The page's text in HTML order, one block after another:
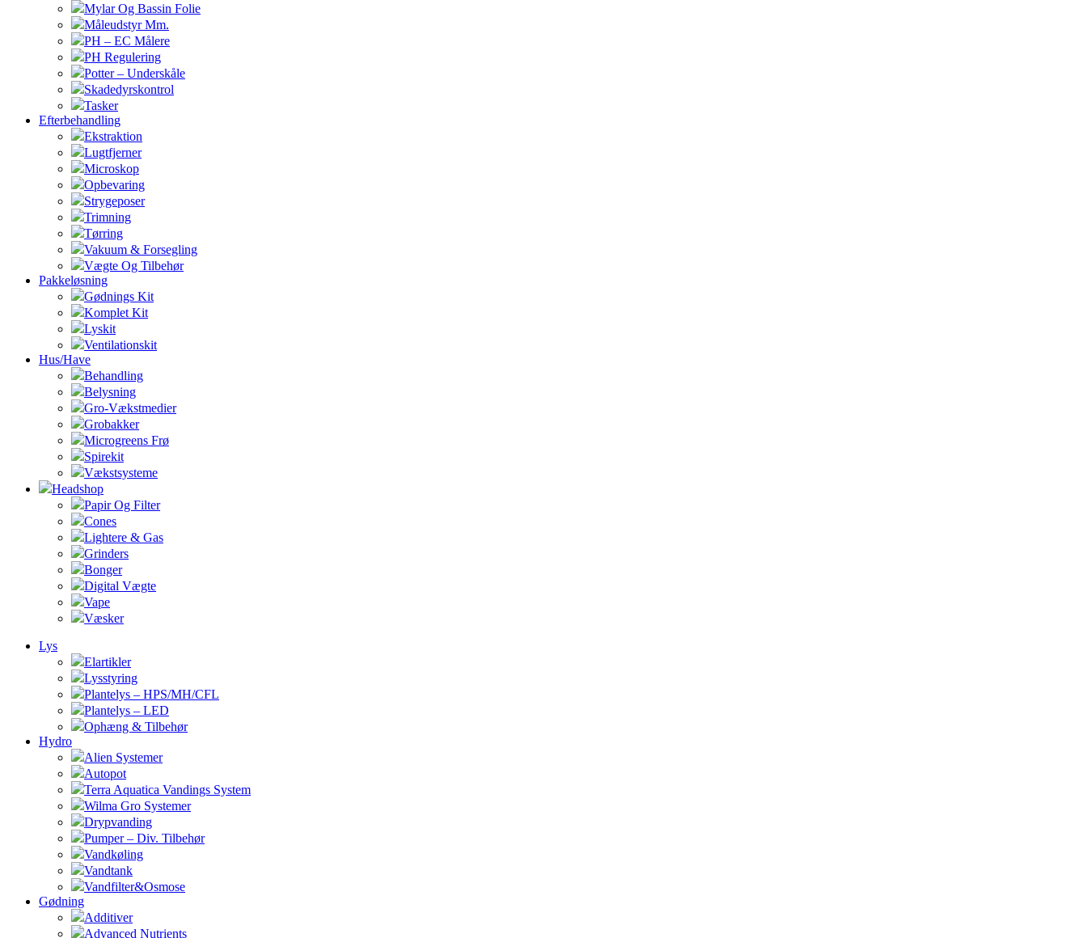
Mylar Og Bassin Folie
Måleudstyr Mm.
PH – EC Målere
PH Regulering
Potter – Underskåle
Skadedyrskontrol
Tasker
Efterbehandling
Ekstraktion
Lugtfjerner
Microskop
Opbevaring
Strygeposer
Trimning
Tørring
Vakuum & Forsegling
Vægte Og Tilbehør
Pakkeløsning
Gødnings Kit
Komplet Kit
Lyskit
Ventilationskit
Hus/Have
Behandling
Belysning
Gro-Vækstmedier
Grobakker
Microgreens Frø
Spirekit
Vækstsysteme
Headshop
Papir Og Filter
Cones
Lightere & Gas
Grinders
Bonger
Digital Vægte
Vape
Væsker
Lys
Elartikler
Lysstyring
Plantelys – HPS/MH/CFL
Plantelys – LED
Ophæng & Tilbehør
Hydro
Alien Systemer
Autopot
Terra Aquatica Vandings System
Wilma Gro Systemer
Drypvanding
Pumper – Div. Tilbehør
Vandkøling
Vandtank
Vandfilter&Osmose
Gødning
Additiver
Advanced Nutrients